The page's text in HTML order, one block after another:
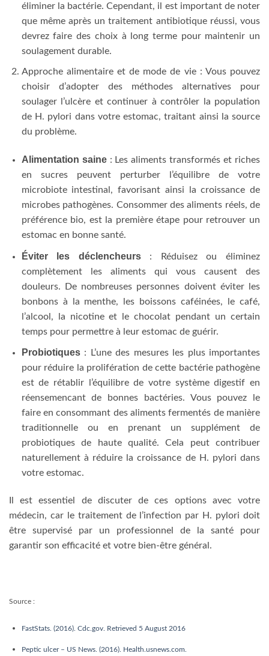
éliminer la bactérie. Cependant, il est important de noter
que même après un traitement antibiotique réussi, vous
devrez faire des choix à long terme pour maintenir un
soulagement durable.
Approche alimentaire et de mode de vie : Vous pouvez
choisir d’adopter des méthodes alternatives pour
soulager l’ulcère et continuer à contrôler la population
de H. pylori dans votre estomac, traitant ainsi la source
du problème.
Alimentation saine: Les aliments transformés et riches
en sucres peuvent perturber l’équilibre de votre
microbiote intestinal, favorisant ainsi la croissance de
microbes pathogènes. Consommer des aliments réels, de
préférence bio, est la première étape pour retrouver un
estomac en bonne santé.
Éviter les déclencheurs: Réduisez ou éliminez
complètement les aliments qui vous causent des
douleurs. De nombreuses personnes doivent éviter les
bonbons à la menthe, les boissons caféinées, le café,
l’alcool, la nicotine et le chocolat pendant un certain
temps pour permettre à leur estomac de guérir.
Probiotiques: L’une des mesures les plus importantes
pour réduire la prolifération de cette bactérie pathogène
est de rétablir l’équilibre de votre système digestif en
réensemencant de bonnes bactéries. Vous pouvez le
faire en consommant des aliments fermentés de manière
traditionnelle ou en prenant un supplément de
probiotiques de haute qualité. Cela peut contribuer
naturellement à réduire la croissance de H. pylori dans
votre estomac.
Il est essentiel de discuter de ces options avec votre
médecin, car le traitement de l’infection par H. pylori doit
être supervisé par un professionnel de la santé pour
garantir son efficacité et votre bien-être général.
Source :
FastStats. (2016). Cdc.gov. Retrieved 5 August 2016
Peptic ulcer – US News. (2016). Health.usnews.com.